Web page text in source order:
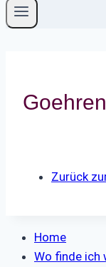
Zurück
Home
Wo finde ich